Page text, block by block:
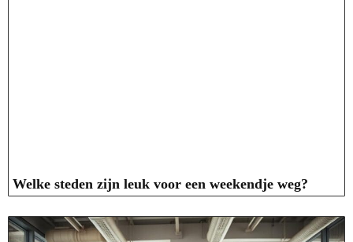
Welke steden zijn leuk voor een weekendje weg?